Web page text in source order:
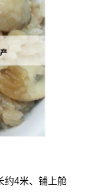
约4米、铺上舱